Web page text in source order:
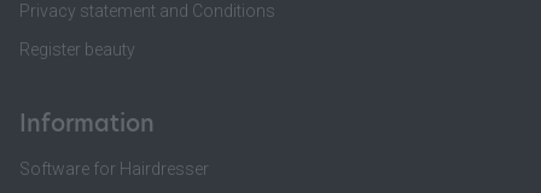
Privacy statement and Conditions
Register beauty
Information
Software for Hairdresser